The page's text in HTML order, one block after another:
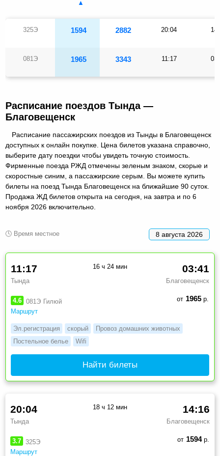
325Э 1594 2882 20:04
081Э 1965 3343 11:17
Расписание поездов Тында —
Благовещенск
Расписание пассажирских поездов из Тынды в Благовещенск
доступных к онлайн покупке. Цена билетов указана справочно,
выберите дату поездки чтобы увидеть точную стоимость.
Фирменные поезда РЖД отмечены зеленым знаком, скорые и
скоростные синим, а пассажирские серым. Вы можете купить
билеты на поезд Тында Благовещенск на ближайшие 90 суток.
Продажа ЖД билетов открыта на сегодня, на завтра и по 6
ноября 2026 включительно.
🕓 Время местное 8 августа 2026
4.6 081Э Гилюй
Маршрут
11:17
Тында
03:41
Благовещенск
16 ч 24 мин
от 1965р.
Эл.регистрация скорый
Провоз домашних животных
Постельное белье
Wifi
Найти билеты
3.7
325Э
Маршрут
20:04
Тында
14:16
Благовещенск
18 ч 12 мин
от 1594р.